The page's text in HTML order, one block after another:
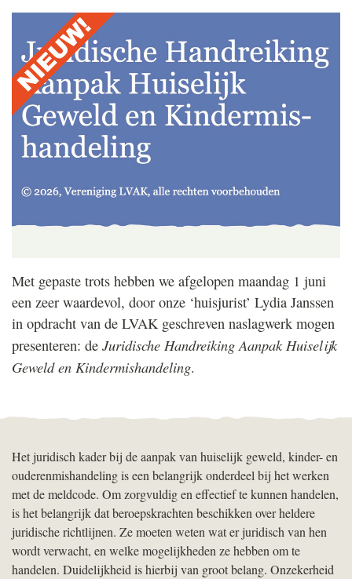
Met gepaste trots hebben we afgelopen maandag 1 juni
een zeer waardevol, door onze ‘huisjurist’ Lydia Janssen
in opdracht van de LVAK geschreven naslagwerk mogen
presenteren: de Juridische Handreiking Aanpak Huiselijk
Geweld en Kinder­mis­han­deling.
Het juridisch kader bij de aanpak van huiselijk geweld, kinder- en
ouderenmishandeling is een belangrijk onderdeel bij het werken
met de meldcode. Om zorgvuldig en effectief te kunnen handelen,
is het belangrijk dat beroepskrachten beschikken over heldere
juridische richtlijnen. Ze moeten weten wat er juridisch van hen
wordt verwacht, en welke mogelijkheden ze hebben om te
handelen. Duidelijkheid is hierbij van groot belang. Onzekerheid